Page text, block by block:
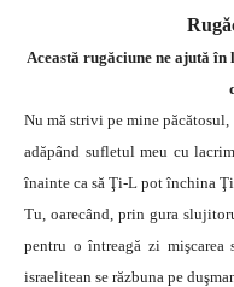
Această rugăciune ne ajută
Nu mă strivi pe mine
adăpând sufletul meu cu
înainte ca să Ţi-L pot închina
Tu, oarecând, prin gura
pentru o întreagă zi
israelitean se răzbuna pe